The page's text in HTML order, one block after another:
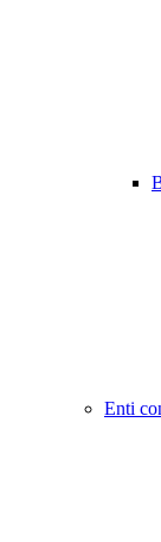
Enti